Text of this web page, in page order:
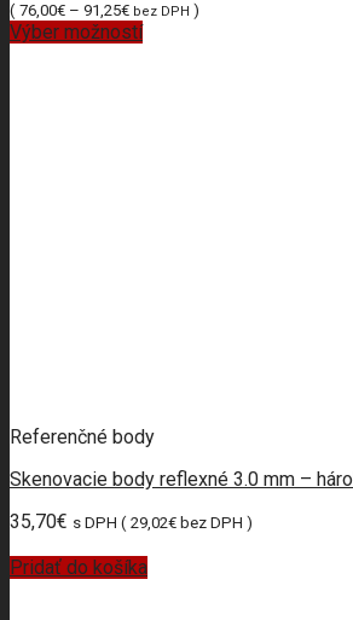
( 76,00€ – 91,25€ bez DPH )
Výber možností
Referenčné body
Skenovacie body reflexné 3.0 mm –
35,70€ s DPH ( 29,02€ bez DPH )
Pridať do košíka